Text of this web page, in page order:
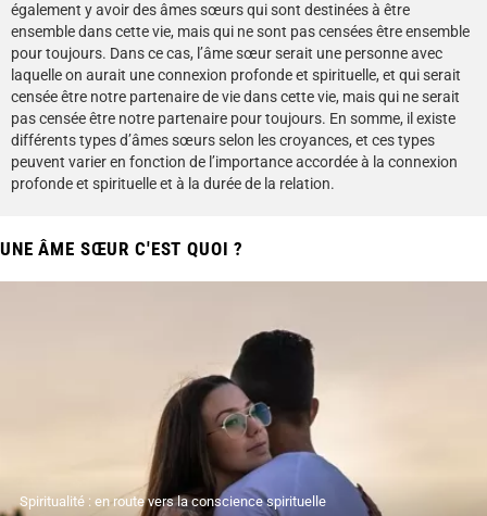
également y avoir des âmes sœurs qui sont destinées à être
ensemble dans cette vie, mais qui ne sont pas censées être ensemble
pour toujours. Dans ce cas, l’âme sœur serait une personne avec
laquelle on aurait une connexion profonde et spirituelle, et qui serait
censée être notre partenaire de vie dans cette vie, mais qui ne serait
pas censée être notre partenaire pour toujours. En somme, il existe
différents types d’âmes sœurs selon les croyances, et ces types
peuvent varier en fonction de l’importance accordée à la connexion
profonde et spirituelle et à la durée de la relation.
UNE ÂME SŒUR C'EST QUOI ?
Spiritualité : en route vers la conscience spirituelle